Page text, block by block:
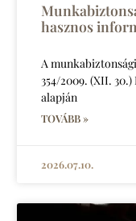
hasznos
A
354/2009. (XII.
alapján
TOVÁBB »
2026.07.10.